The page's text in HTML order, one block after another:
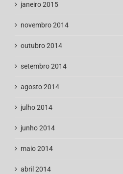
janeiro 2015
novembro 2014
outubro 2014
setembro 2014
agosto 2014
julho 2014
junho 2014
maio 2014
abril 2014